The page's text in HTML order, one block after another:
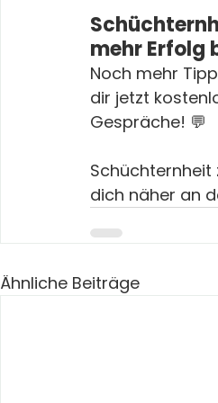
mehr Erfolg
Noch mehr
dir jetzt
Gespräche! 💬
Schüchternheit
dich näher an
Ähnliche Beiträge